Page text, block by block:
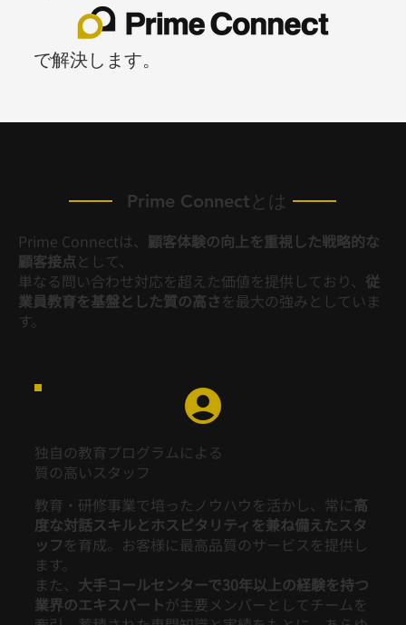
で解決します。
Prime Connectとは
Prime Connectは、 顧客体験の向上を重視した戦略的な
顧客接点として、
単なる問い合わせ対応を超えた価値を提供しており、 従
業員教育を基盤とした質の高さを最大の強みとしていま
す。
独自の教育プログラムによる
質の高いスタッフ
教育・研修事業で培ったノウハウを活かし、常に高
度な対話スキルとホスピタリティを兼ね備えたスタ
ッフを育成。お客様に最高品質のサービスを提供し
ます。
また、 大手コールセンターで30年以上の経験を持つ
業界のエキスパートが主要メンバーとしてチームを